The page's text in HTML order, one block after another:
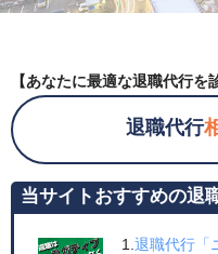
【あなたに最適な退職代行を
退職代行
当サイトおすすめの退
1. 退職代行「